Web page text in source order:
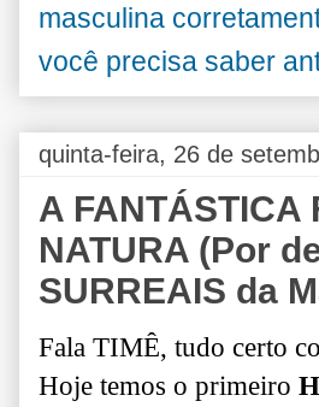
masculina
você precisa saber
quinta-feira, 26 de
A FANTÁSTICA
NATURA (Por
SURREAIS da
Fala TIMÊ, tudo certo
Hoje temos o primeiro